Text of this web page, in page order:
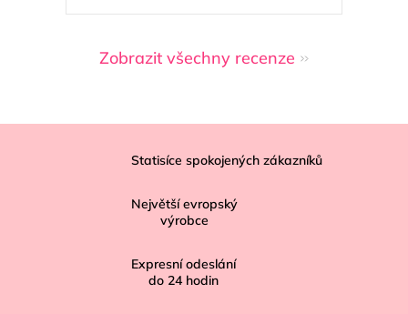
Zobrazit všechny recenze
Statisíce spokojených zákazníků
Největší evropský
výrobce
Expresní odeslání
do 24 hodin